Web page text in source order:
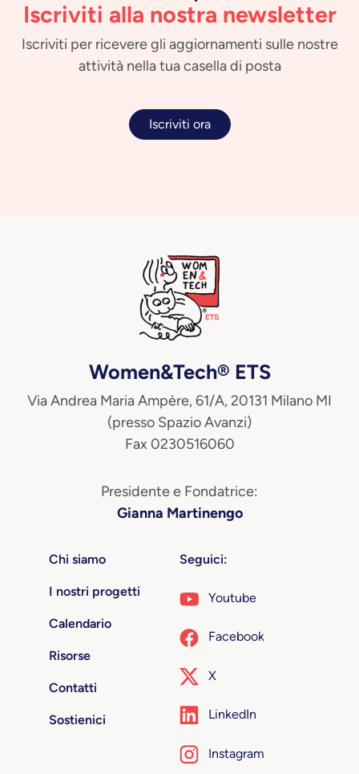
Iscriviti alla nostra newsletter
Iscriviti per ricevere gli aggiornamenti sulle nostre
attività nella tua casella di posta
Iscriviti ora
Women&Tech® ETS
Via Andrea Maria Ampère, 61/A, 20131 Milano MI
(presso Spazio Avanzi)
Fax 0230516060
Presidente e Fondatrice:
Gianna Martinengo
Chi siamo
I nostri progetti
Calendario
Risorse
Contatti
Sostienici
Seguici:
Youtube
Facebook
X
LinkedIn
Instagram